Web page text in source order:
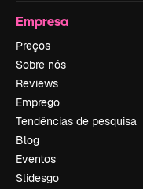
Empresa
Preços
Sobre nós
Reviews
Emprego
Tendências de pesquisa
Blog
Eventos
Slidesgo